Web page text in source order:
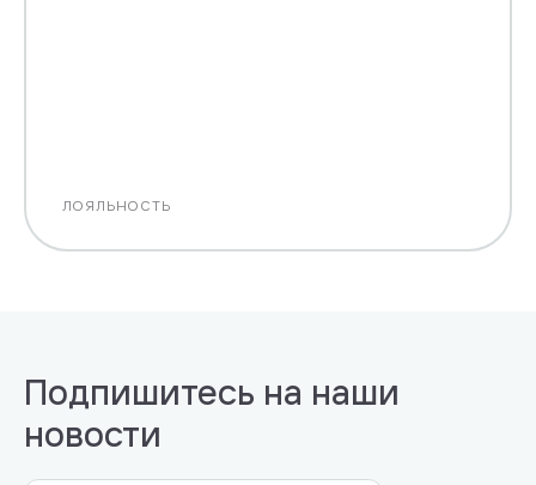
ЛОЯЛЬНОСТЬ
Подпишитесь на наши
новости